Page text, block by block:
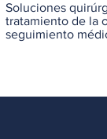
Soluciones
tratamiento de la
seguimiento